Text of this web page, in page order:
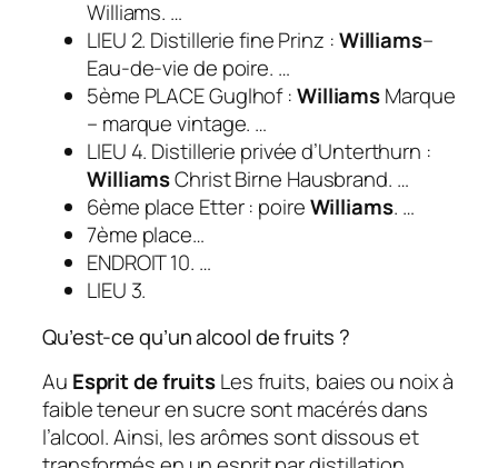
Williams. …
LIEU 2. Distillerie fine Prinz :Williams–
Eau-de-vie de poire. …
5ème PLACE Guglhof :WilliamsMarque
– marque vintage. …
LIEU 4. Distillerie privée d’Unterthurn :
WilliamsChrist Birne Hausbrand. …
6ème place Etter : poireWilliams. …
7ème place…
ENDROIT 10. …
LIEU 3.
Qu’est-ce qu’un alcool de fruits ?
Au Esprit de fruitsLes fruits, baies ou noix à
faible teneur en sucre sont macérés dans
l’alcool. Ainsi, les arômes sont dissous et